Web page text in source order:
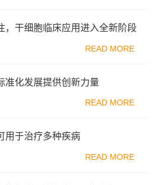
，干细胞临床应用进入全新阶段
READ MORE
准化发展提供创新力量
READ MORE
用于治疗多种疾病
READ MORE